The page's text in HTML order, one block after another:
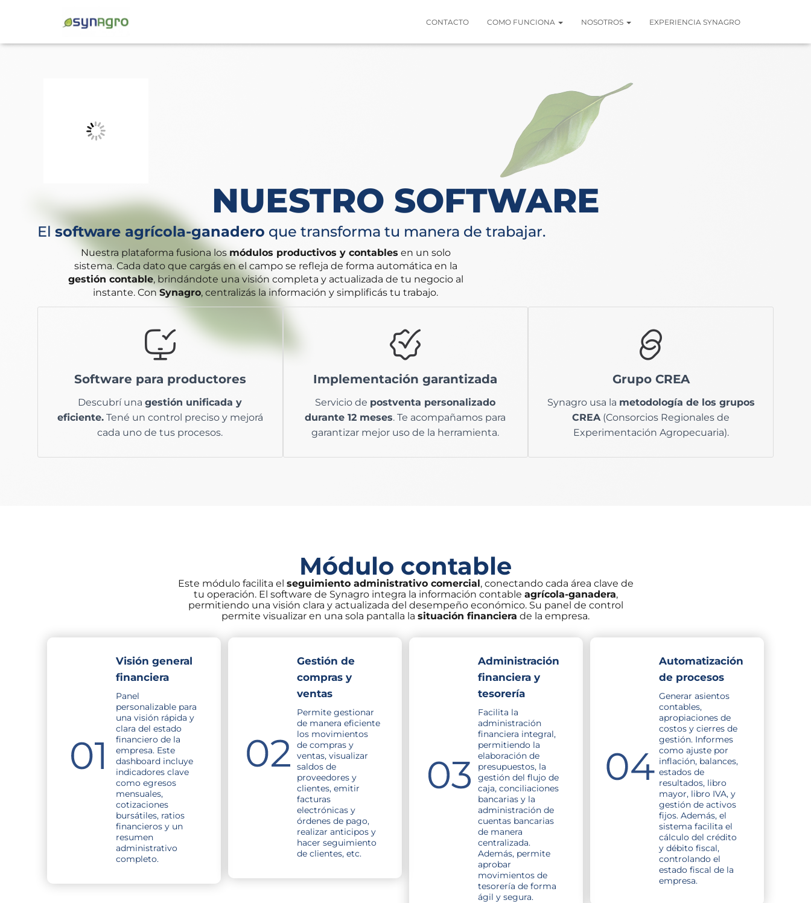
CONTACTO COMO FUNCIONA NOSOTROS EXPERIENCIA SYNAGRO
NUESTRO SOFTWARE
El software agrícola-ganadero que transforma tu manera de trabajar.
Nuestra plataforma fusiona losmódulos productivos y contables en un solo
sistema. Cada dato que cargás en el campo se refleja de forma automática en la
gestión contable, brindándote una visión completa y actualizada de tu negocio al
instante. ConSynagro, centralizás la información y simplificás tu trabajo.
Software para productores
Descubrí unagestión unificada y
eficiente.Tené un control preciso y mejorá
cada uno de tus procesos.
Con Synagro, integramos de manera efectiva
toda la información de tu empresa
—desde
la gestión técnica y operativa, hasta la
económica, contable e impositiva—
en una
sola plataforma.
Implementación garantizada
Servicio de postventa personalizado
durante 12 meses. Te acompañamos para
garantizar mejor uso de la herramienta.
asesor asignado
técnica en línea
de lunes a viernes para
de ayuda
para consultas rápidas sobre el
uso del software.
Grupo CREA
Synagro usa la metodología de los grupos
CREA(Consorcios Regionales de
Experimentación Agropecuaria).
de costo real y el margen de rentabilidad
actividades.
Módulo contable
Este módulo facilita el seguimiento administrativo comercial, conectando cada área clave de
tu operación. El software de Synagro integra la información contable agrícola-ganadera,
permitiendo una visión clara y actualizada del desempeño económico. Su panel de control
permite visualizar en una sola pantalla la situación financiera de la empresa.
Visión general
financiera
Panel
personalizable para
una visión rápida y
clara del estado
financiero de la
empresa. Este
dashboard incluye
indicadores clave
como egresos
mensuales,
cotizaciones
bursátiles, ratios
financieros y un
resumen
administrativo
completo.
Gestión de
compras y
ventas
Permite gestionar
de manera eficiente
los movimientos
de compras y
ventas, visualizar
saldos de
proveedores y
clientes, emitir
facturas
electrónicas y
órdenes de pago,
realizar anticipos y
hacer seguimiento
de clientes, etc.
Administración
financiera y
tesorería
Facilita la
administración
financiera integral,
permitiendo la
elaboración de
presupuestos, la
gestión del flujo de
caja, conciliaciones
bancarias y la
administración de
cuentas bancarias
de manera
centralizada.
Además, permite
aprobar
movimientos de
tesorería de forma
ágil y segura.
Automatización
de procesos
Generar asientos
contables,
apropiaciones de
costos y cierres de
gestión. Informes
como ajuste por
inflación, balances,
estados de
resultados, libro
mayor, libro IVA, y
gestión de activos
fijos. Además, el
sistema facilita el
cálculo del crédito
y débito fiscal,
controlando el
estado fiscal de la
empresa.